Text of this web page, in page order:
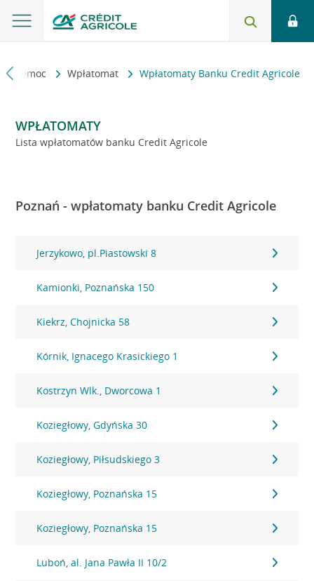
i pomoc Wpłatomat Wpłatomaty Banku Credit Agricole
WPŁATOMATY
Lista wpłatomatów banku Credit Agricole
Poznań - wpłatomaty banku Credit Agricole
Jerzykowo, pl.Piastowski 8
Kamionki, Poznańska 150
Kiekrz, Chojnicka 58
Kórnik, Ignacego Krasickiego 1
Kostrzyn Wlk., Dworcowa 1
Koziegłowy, Gdyńska 30
Koziegłowy, Piłsudskiego 3
Koziegłowy, Poznańska 15
Koziegłowy, Poznańska 15
Luboń, al. Jana Pawła II 10/2